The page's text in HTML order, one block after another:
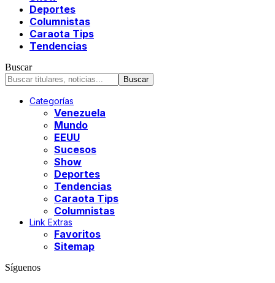
Deportes
Columnistas
Caraota Tips
Tendencias
Buscar
Categorías
Venezuela
Mundo
EEUU
Sucesos
Show
Deportes
Tendencias
Caraota Tips
Columnistas
Link Extras
Favoritos
Sitemap
Síguenos